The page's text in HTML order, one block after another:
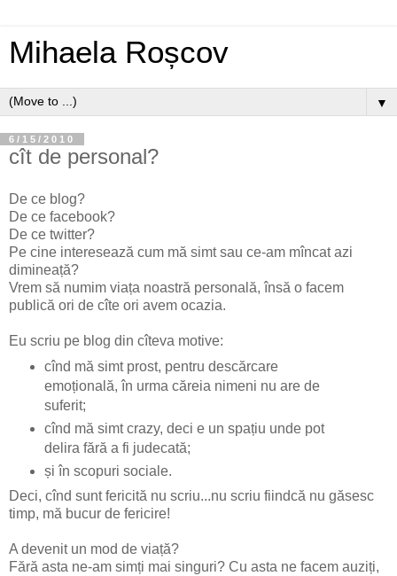
Mihaela Roșcov
▼
6/15/2010
cît de personal?
De ce blog?
De ce facebook?
De ce twitter?
Pe cine interesează cum mă simt sau ce-am mîncat azi
dimineață?
Vrem să numim viața noastră personală, însă o facem
publică ori de cîte ori avem ocazia.
Eu scriu pe blog din cîteva motive:
cînd mă simt prost, pentru descărcare
emoțională, în urma căreia nimeni nu are de
suferit;
cînd mă simt crazy, deci e un spațiu unde pot
delira fără a fi judecată;
și în scopuri sociale.
Deci, cînd sunt fericită nu scriu...nu scriu fiindcă nu găsesc
timp, mă bucur de fericire!
A devenit un mod de viață?
Fără asta ne-am simți mai singuri? Cu asta ne facem auziți,